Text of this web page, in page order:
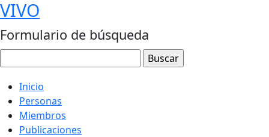
VIVO
Formulario de búsqueda
Inicio
Personas
Miembros
Publicaciones